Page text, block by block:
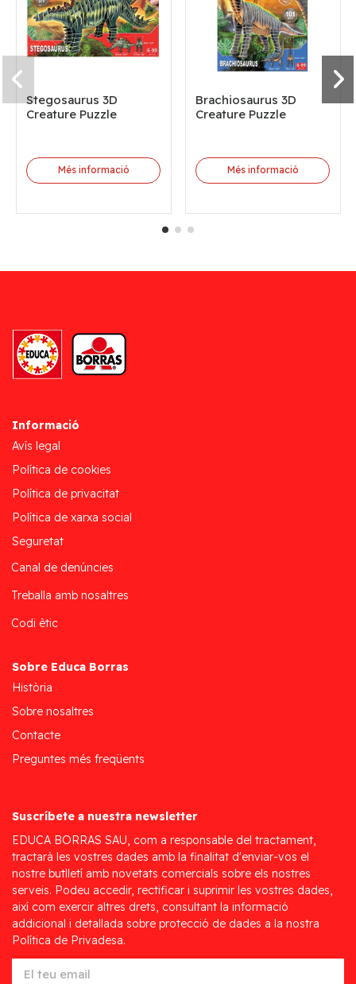
Stegosaurus 3D
Creature Puzzle
Més informació
Brachiosaurus 3D
Creature Puzzle
Més informació
Informació
Avís legal
Política de cookies
Política de privacitat
Política de xarxa social
Seguretat
Canal de denúncies
Treballa amb nosaltres
Codi ètic
Sobre Educa Borras
Història
Sobre nosaltres
Contacte
Preguntes més freqüents
Suscríbete a nuestra newsletter
EDUCA BORRAS SAU, com a responsable del tractament,
tractarà les vostres dades amb la finalitat d'enviar-vos el
nostre butlletí amb novetats comercials sobre els nostres
serveis. Podeu accedir, rectificar i suprimir les vostres dades,
així com exercir altres drets, consultant la informació
addicional i detallada sobre protecció de dades a la nostra
Política de Privadesa.